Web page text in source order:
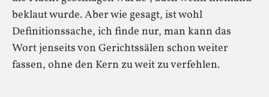
beklaut wurde. Aber wie gesagt, ist wohl
Definitionssache, ich finde nur, man kann das
Wort jenseits von Gerichtssälen schon weiter
fassen, ohne den Kern zu weit zu verfehlen.